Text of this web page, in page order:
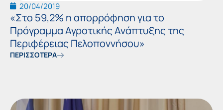
20/04/2019
«Στο 59,2% η απορρόφηση για το
Πρόγραμμα Αγροτικής Ανάπτυξης της
Περιφέρειας Πελοποννήσου»
ΠΕΡΙΣΣΟΤΕΡΑ